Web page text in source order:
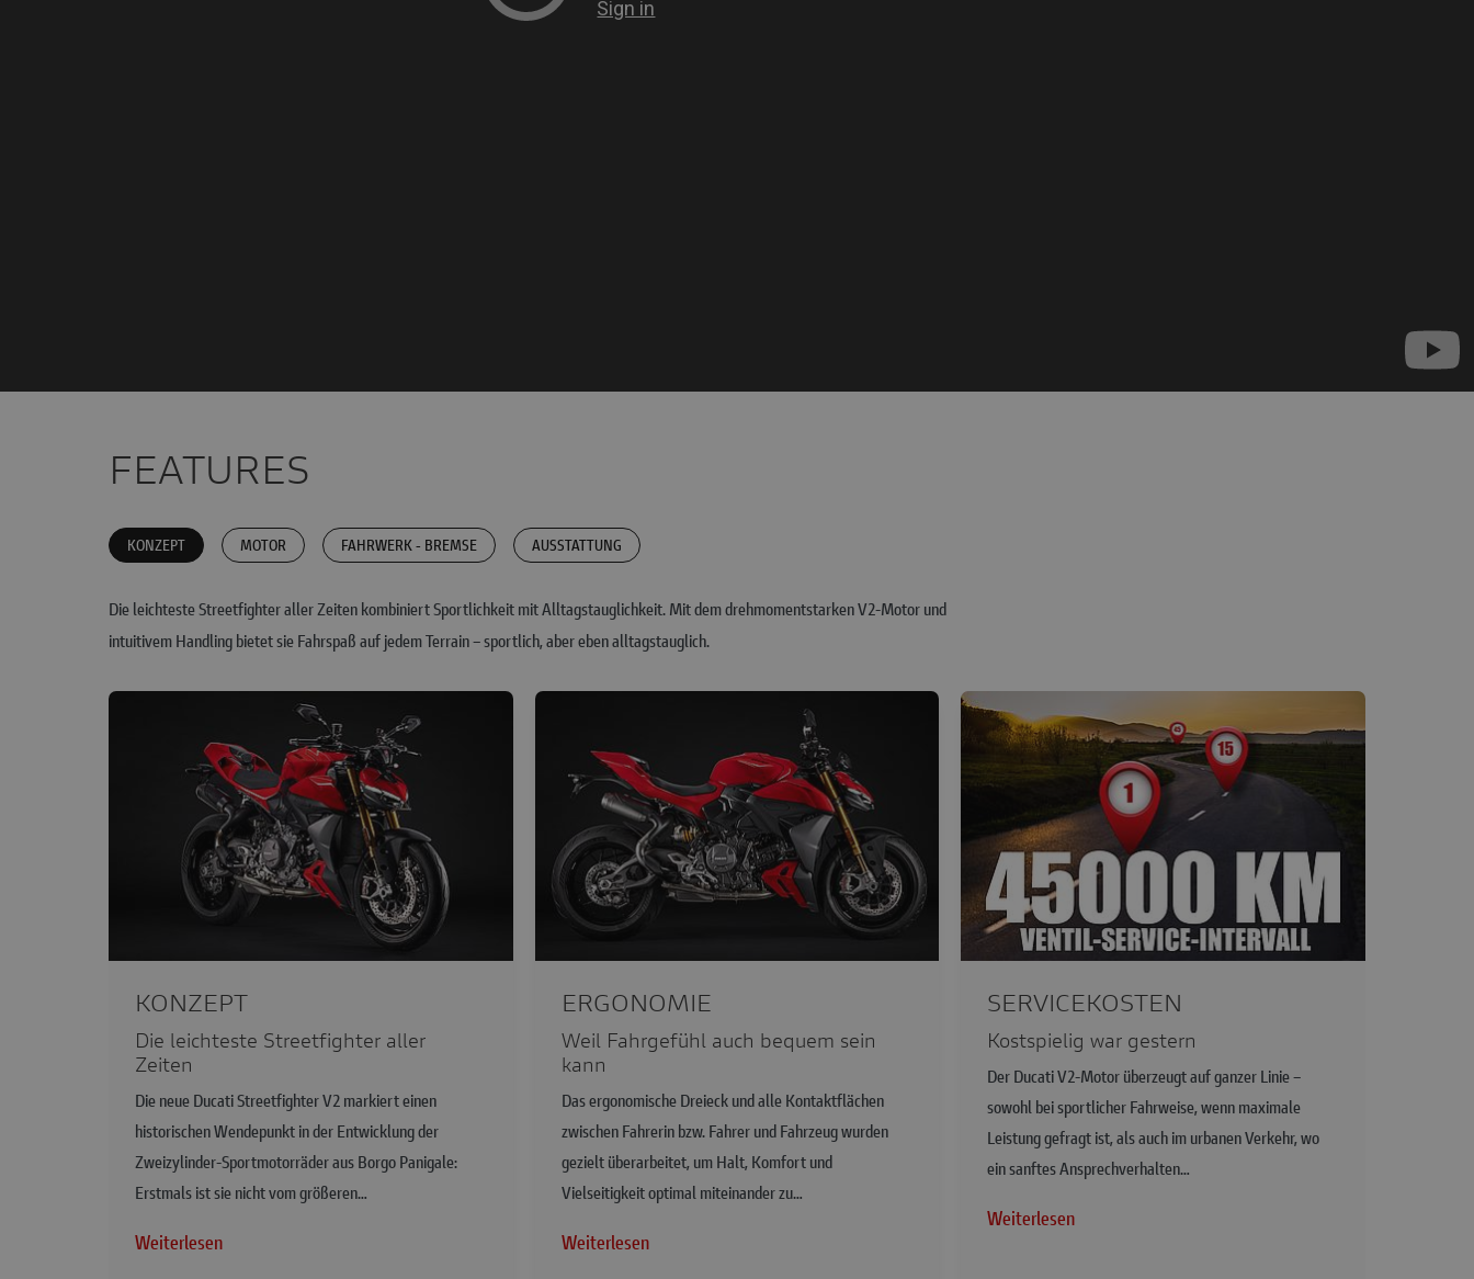
FEATURES
KONZEPT MOTOR FAHRWERK - BREMSE AUSSTATTUNG
Die leichteste Streetfighter aller Zeiten kombiniert Sportlichkeit mit Alltagstauglichkeit. Mit dem drehmomentstarken V2-Motor und
intuitivem Handling bietet sie Fahrspaß auf jedem Terrain – sportlich, aber eben alltagstauglich.
KONZEPT
Die leichteste Streetfighter aller
Zeiten
Die neue Ducati Streetfighter V2 markiert einen
historischen Wendepunkt in der Entwicklung der
Zweizylinder-Sportmotorräder aus Borgo Panigale:
Erstmals ist sie nicht vom größeren…
Weiterlesen
ERGONOMIE
Weil Fahrgefühl auch bequem sein
kann
Das ergonomische Dreieck und alle Kontaktflächen
zwischen Fahrerin bzw. Fahrer und Fahrzeug wurden
gezielt überarbeitet, um Halt, Komfort und
Vielseitigkeit optimal miteinander zu…
Weiterlesen
SERVICEKOSTEN
Kostspielig war gestern
Der Ducati V2-Motor überzeugt auf ganzer Linie –
sowohl bei sportlicher Fahrweise, wenn maximale
Leistung gefragt ist, als auch im urbanen Verkehr, wo
ein sanftes Ansprechverhalten…
Weiterlesen